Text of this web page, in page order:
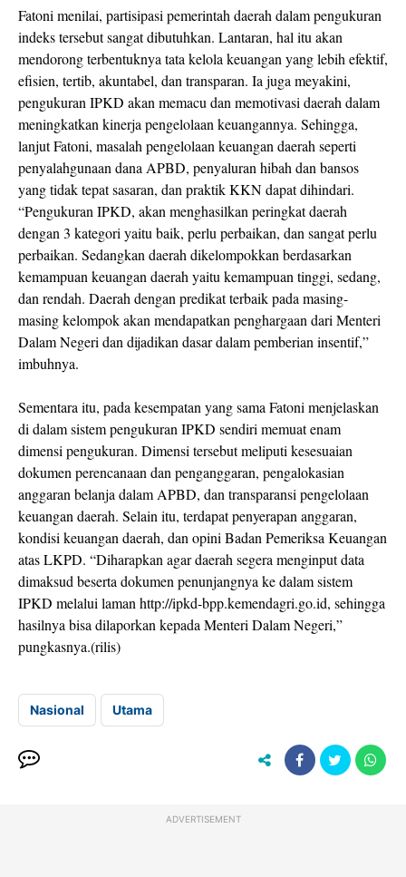
Fatoni menilai, partisipasi pemerintah daerah dalam pengukuran
indeks tersebut sangat dibutuhkan. Lantaran, hal itu akan
mendorong terbentuknya tata kelola keuangan yang lebih efektif,
efisien, tertib, akuntabel, dan transparan. Ia juga meyakini,
pengukuran IPKD akan memacu dan memotivasi daerah dalam
meningkatkan kinerja pengelolaan keuangannya. Sehingga,
lanjut Fatoni, masalah pengelolaan keuangan daerah seperti
penyalahgunaan dana APBD, penyaluran hibah dan bansos
yang tidak tepat sasaran, dan praktik KKN dapat dihindari.
“Pengukuran IPKD, akan menghasilkan peringkat daerah
dengan 3 kategori yaitu baik, perlu perbaikan, dan sangat perlu
perbaikan. Sedangkan daerah dikelompokkan berdasarkan
kemampuan keuangan daerah yaitu kemampuan tinggi, sedang,
dan rendah. Daerah dengan predikat terbaik pada masing-
masing kelompok akan mendapatkan penghargaan dari Menteri
Dalam Negeri dan dijadikan dasar dalam pemberian insentif,”
imbuhnya.
Sementara itu, pada kesempatan yang sama Fatoni menjelaskan
di dalam sistem pengukuran IPKD sendiri memuat enam
dimensi pengukuran. Dimensi tersebut meliputi kesesuaian
dokumen perencanaan dan penganggaran, pengalokasian
anggaran belanja dalam APBD, dan transparansi pengelolaan
keuangan daerah. Selain itu, terdapat penyerapan anggaran,
kondisi keuangan daerah, dan opini Badan Pemeriksa Keuangan
atas LKPD. “Diharapkan agar daerah segera menginput data
dimaksud beserta dokumen penunjangnya ke dalam sistem
IPKD melalui laman http://ipkd-bpp.kemendagri.go.id, sehingga
hasilnya bisa dilaporkan kepada Menteri Dalam Negeri,”
pungkasnya.(rilis)
Nasional Utama
ADVERTISEMENT